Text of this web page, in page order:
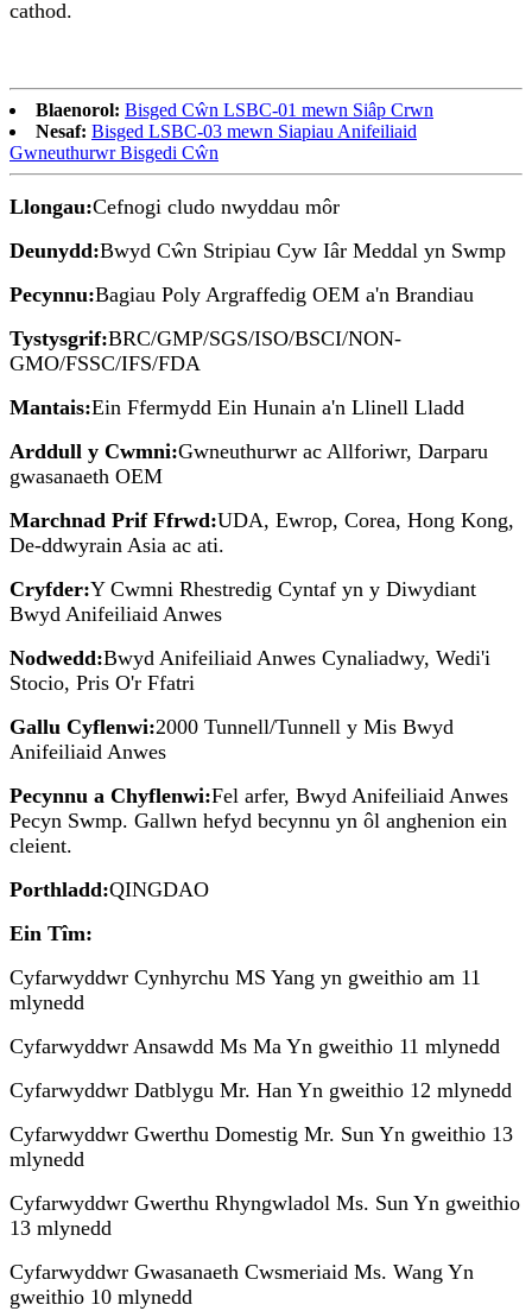
cathod.
Blaenorol: Bisged Cŵn LSBC-01 mewn Siâp Crwn
Nesaf: Bisged LSBC-03 mewn Siapiau Anifeiliaid
Gwneuthurwr Bisgedi Cŵn
Llongau:Cefnogi cludo nwyddau môr
Deunydd:Bwyd Cŵn Stripiau Cyw Iâr Meddal yn Swmp
Pecynnu:Bagiau Poly Argraffedig OEM a'n Brandiau
Tystysgrif:BRC/GMP/SGS/ISO/BSCI/NON-
GMO/FSSC/IFS/FDA
Mantais:Ein Ffermydd Ein Hunain a'n Llinell Lladd
Arddull y Cwmni:Gwneuthurwr ac Allforiwr, Darparu
gwasanaeth OEM
Marchnad Prif Ffrwd:UDA, Ewrop, Corea, Hong Kong,
De-ddwyrain Asia ac ati.
Cryfder:Y Cwmni Rhestredig Cyntaf yn y Diwydiant
Bwyd Anifeiliaid Anwes
Nodwedd:Bwyd Anifeiliaid Anwes Cynaliadwy, Wedi'i
Stocio, Pris O'r Ffatri
Gallu Cyflenwi:2000 Tunnell/Tunnell y Mis Bwyd
Anifeiliaid Anwes
Pecynnu a Chyflenwi:Fel arfer, Bwyd Anifeiliaid Anwes
Pecyn Swmp. Gallwn hefyd becynnu yn ôl anghenion ein
cleient.
Porthladd:QINGDAO
Ein Tîm:
Cyfarwyddwr Cynhyrchu MS Yang yn gweithio am 11
mlynedd
Cyfarwyddwr Ansawdd Ms Ma Yn gweithio 11 mlynedd
Cyfarwyddwr Datblygu Mr. Han Yn gweithio 12 mlynedd
Cyfarwyddwr Gwerthu Domestig Mr. Sun Yn gweithio 13
mlynedd
Cyfarwyddwr Gwerthu Rhyngwladol Ms. Sun Yn gweithio
13 mlynedd
Cyfarwyddwr Gwasanaeth Cwsmeriaid Ms. Wang Yn
gweithio 10 mlynedd